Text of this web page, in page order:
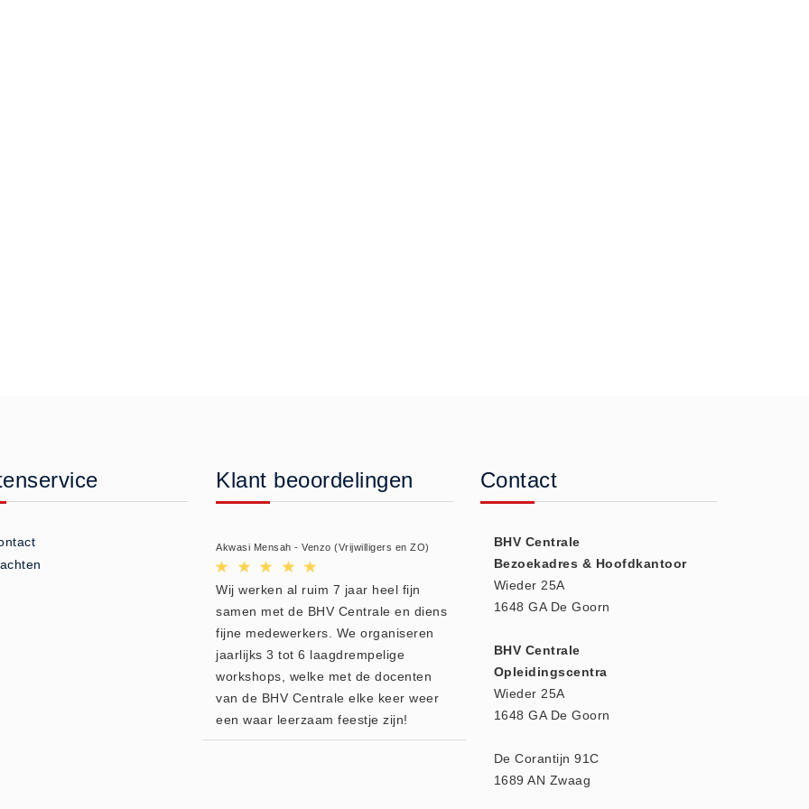
Klant beoordelingen
Akwasi Mensah - Venzo (Vrijwilligers en ZO)
Wij werken al ruim 7 jaar heel fijn
samen met de BHV Centrale en diens
fijne medewerkers. We organiseren
jaarlijks 3 tot 6 laagdrempelige
workshops, welke met de docenten
van de BHV Centrale elke keer weer
een waar leerzaam feestje zijn!
Contact
BHV Centrale
Bezoekadres & Hoofdkantoor
Wieder 25A
1648 GA De Goorn
BHV Centrale
Opleidingscentra
Wieder 25A
1648 GA De Goorn
De Corantijn 91C
1689 AN Zwaag